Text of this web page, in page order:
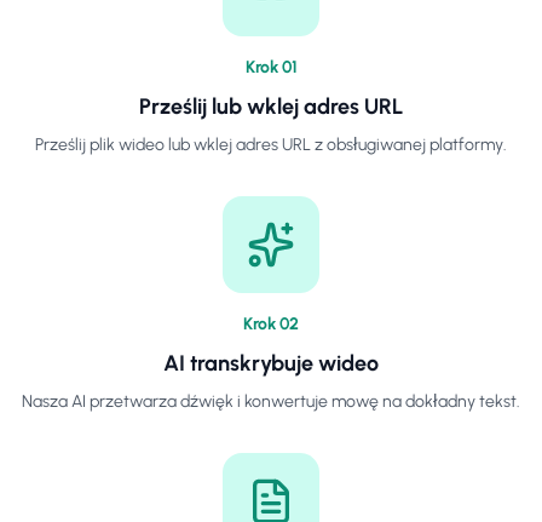
Krok01
Prześlij lub wklej adres URL
Prześlij plik wideo lub wklej adres URL z obsługiwanej platformy.
Krok02
AI transkrybuje wideo
Nasza AI przetwarza dźwięk i konwertuje mowę na dokładny tekst.